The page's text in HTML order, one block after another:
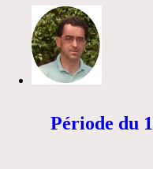
Période du